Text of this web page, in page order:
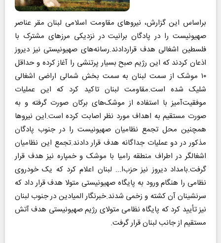
براساس این گزارش، نیروهای مقاومت اسلامی لبنان مقر عناصر
صهیونیست را در پادگان برانیت در نزدیکی مرزهای مشترک با
فلسطین اشغالی هدف قرار‌دادند.رسانه‌های صهیونیستی نیز دیروز
اذعان کردند که این رژیم صبح بسیار پرتنشی را آغاز کرده و حداقل
۱۰ موشک از سمت لبنان به سمت بخش شمالی اراضی اشغالی
شلیک شده است.مقاومت لبنان تاکید کرد که این عملیات
موفقیت‌آمیز با استفاده از موشک‌های برکان صورت گرفته و به
صورت مستقیم به اهداف مورد نظر اصابت کرده است.این نیروها
همچنین محل تجمع نظامیان صهیونیست را در جنوب پادگان
مذکور در دو عملیات جداگانه هدف قرار دادند.تجمع این نظامیان
اشغالگر در اطراف منطقه رامیا با موشک و خمپاره نیز هدف قرار
گرفت.بامداد دیروز نیز حزب‌‌ا... لبنان اعلام کرد که یک خودروی
نظامی را هنگام ورود به پایگاه صهیونیستی متولا هدف قرار داد که
سرنشینان آن کشته و زخمی شدند.خبرنگار المیادین در جنوب لبنان
نیز تأیید کرد که پایگاه نظامی متولای رژیم صهیونیستی هدف آتش
مستقیم از جانب لبنان قرار گرفت.